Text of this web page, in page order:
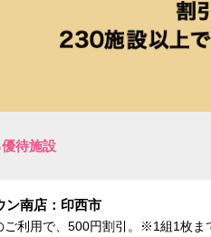
待施設
南店：印西市
利用で、500円割引。※1組1枚